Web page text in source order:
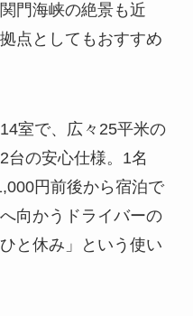
門海峡の絶景も近
点としてもおすすめ
室で、広々25平米の
台の安心仕様。1名
円前後から宿泊で
向かうドライバーの
と休み」という使い